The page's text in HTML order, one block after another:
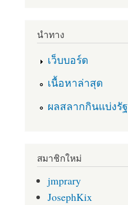
นำทาง
เว็บบอร์ด
เนื้อหาล่าสุด
ผลสลากกินแบ่งรั
สมาชิกใหม่
jmprary
JosephKix